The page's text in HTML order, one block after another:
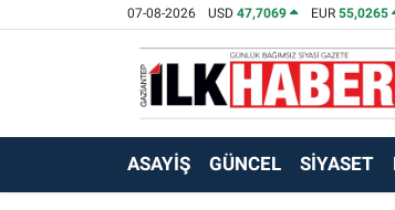
07-08-2026 USD47,7069 EUR 55,0265
ASAYİŞ GÜNCEL SİYASET
EKONOMİ
SİYASET
SAĞLIK
Beyoğlu Hava Durumu
Beyoğlu Trafik Yoğunluk Haritası
Süper Lig Puan Durumu ve Fikstür